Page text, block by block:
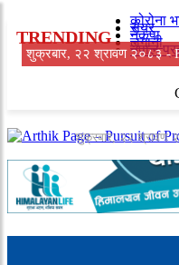
TRENDING
कोरोना
सेयर
नेकपा
लगानी
नेपाल
शुक्रबार, २२ श्रावण
शुक्रबार, २२ श्रावण २०८३ -